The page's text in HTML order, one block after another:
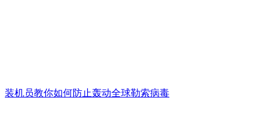
装机员教你如何防止轰动全球勒索病毒